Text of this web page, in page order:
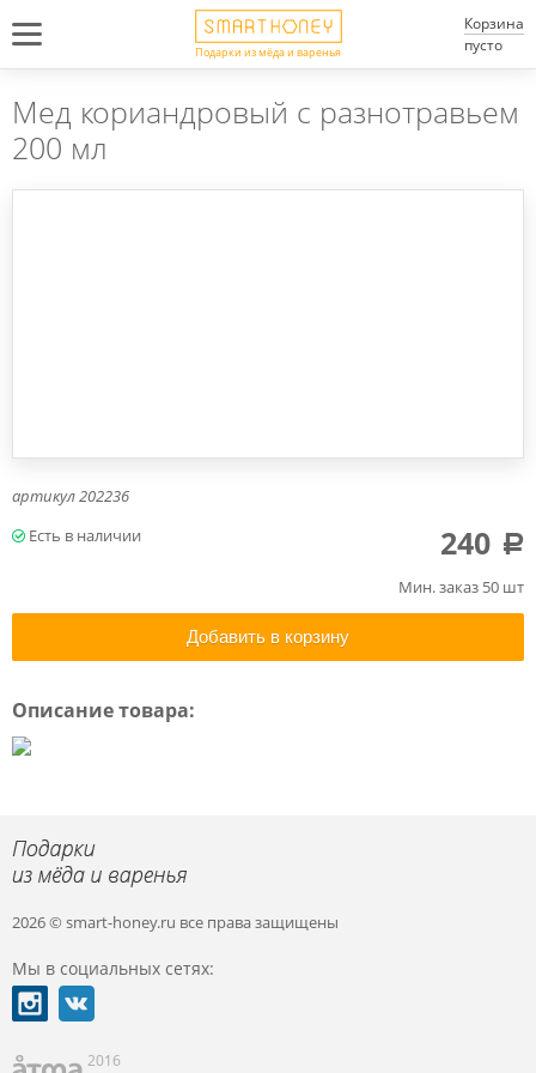
Подарки из мёда и варенья
Корзина
пусто
Мед кориандровый с разнотравьем
200 мл
артикул202236
Мин. заказ 50 шт
240 a
Добавить в корзину
Описание товара:
2026 © smart-honey.ru все права защищены
Мы в социальных сетях:
2016